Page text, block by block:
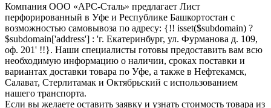
Компания ООО «АРС-Сталь» предлагает Лист
перфорированный в Уфе и Республике Башкортостан с
возможностью самовывоза по адресу: {!! isset($subdomain) ?
$subdomain['address'] : 'г. Екатеринбург, ул. Фурманова д. 109,
оф. 201' !!}. Наши специалисты готовы предоставить вам всю
необходимую информацию о наличии, сроках поставки и
вариантах доставки товара по Уфе, а также в Нефтекамск,
Салават, Стерлитамак и Октябрьский с использованием
нашего транспорта.
Если вы желаете оставить заявку и узнать стоимость товара из